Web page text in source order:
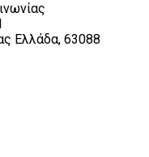
Ελλάδα, 63088